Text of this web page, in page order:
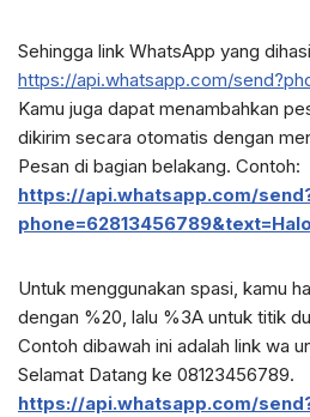
Sehingga link WhatsApp yang
https://api.whatsapp.com/
Kamu juga dapat menambahkan
dikirim secara otomatis dengan
Pesan di bagian belakang. Contoh:
https://api.whatsapp.com/
phone=62813456789&text=Halo
Untuk menggunakan spasi, kamu
dengan %20, lalu %3A untuk titik
Contoh dibawah ini adalah link wa
Selamat Datang ke 08123456789.
https://api.whatsapp.com/